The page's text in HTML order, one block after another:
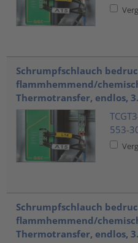
Schrumpfschlauch
flammhemmend/
Thermotransfer, endlos,
553-
Schrumpfschlauch
flammhemmend/
Thermotransfer, endlos,